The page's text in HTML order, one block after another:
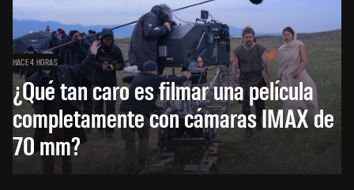
HACE 4 HORAS
¿Qué tan caro es filmar una película
completamente con cámaras IMAX de
70 mm?